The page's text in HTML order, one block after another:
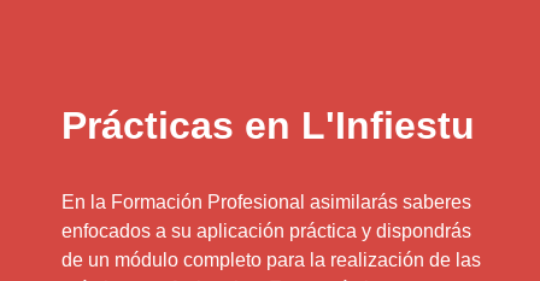
Prácticas en L'Infiestu
En la Formación Profesional asimilarás saberes
enfocados a su aplicación práctica y dispondrás
de un módulo completo para la realización de las